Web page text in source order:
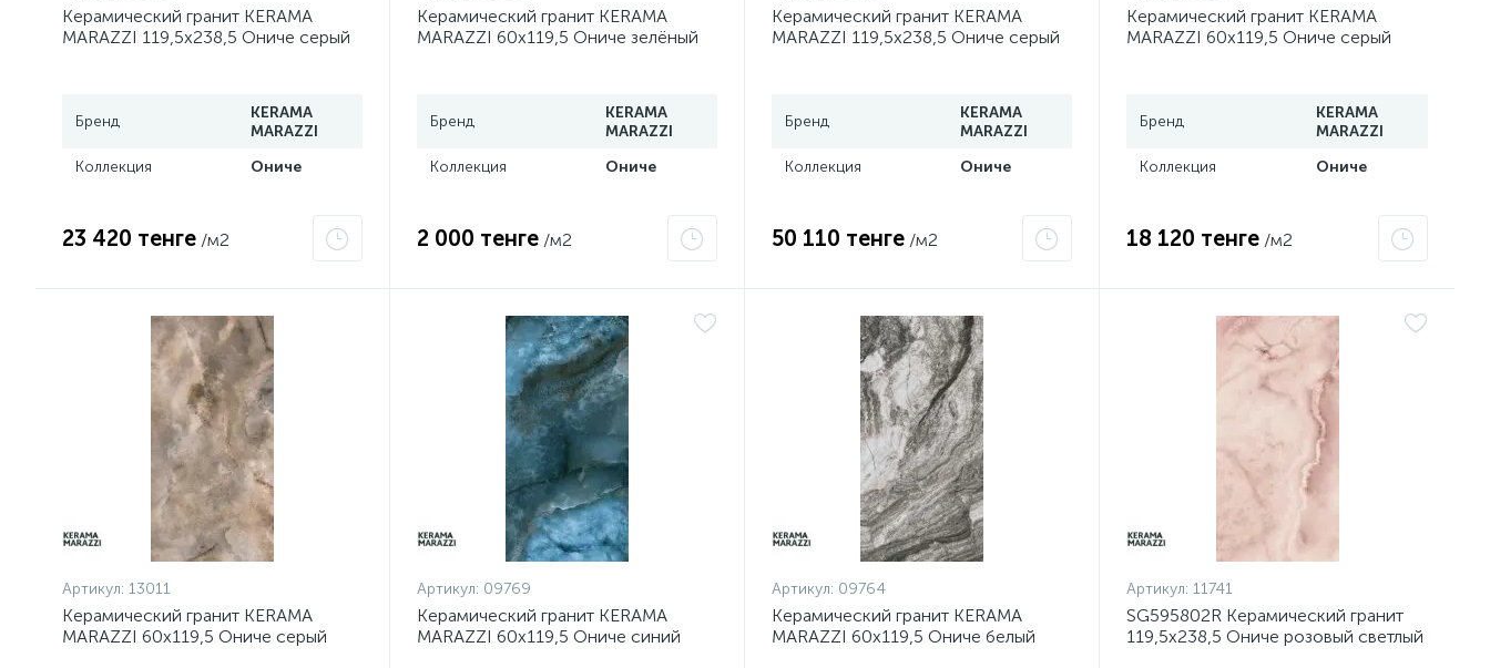
Керамический гранит KERAMA
MARAZZI 119,5х238,5 Ониче серый
Бренд
KERAMA
MARAZZI
Коллекция
Ониче
23 420 тенге /м2
Керамический гранит KERAMA
MARAZZI 60х119,5 Ониче зелёный
Бренд
KERAMA
MARAZZI
Коллекция
Ониче
2 000 тенге /м2
Керамический гранит KERAMA
MARAZZI 119,5х238,5 Ониче серый
Бренд
KERAMA
MARAZZI
Коллекция
Ониче
50 110 тенге /м2
Керамический гранит KERAMA
MARAZZI 60х119,5 Ониче серый
Бренд
KERAMA
MARAZZI
Коллекция
Ониче
18 120 тенге /м2
Артикул: 13011
Керамический гранит KERAMA
MARAZZI 60х119,5 Ониче серый
Артикул: 09769
Керамический гранит KERAMA
MARAZZI 60х119,5 Ониче синий
Артикул: 09764
Керамический гранит KERAMA
MARAZZI 60х119,5 Ониче белый
Артикул: 11741
SG595802R Керамический гранит
119,5х238,5 Ониче розовый светлый